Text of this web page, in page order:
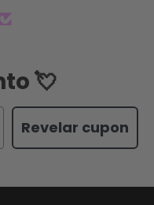
💘
Revelar cupon